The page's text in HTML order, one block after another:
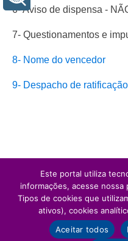
6- Aviso de dispensa -
7- Questionamentos e
8- Nome do vencedor
9- Despacho de
Este portal utiliza
informações, acesse nossa
Tipos de cookies que
ativos), cookies
Aceitar todos